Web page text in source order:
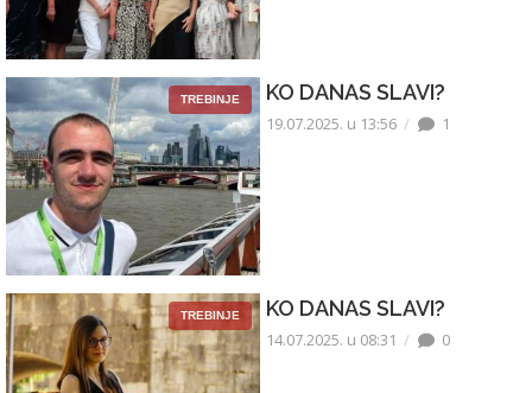
TREBINJE KO DANAS SLAVI?
19.07.2025. u 13:56 1
TREBINJE KO DANAS SLAVI?
14.07.2025. u 08:31 0